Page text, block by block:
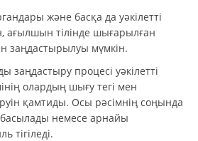
және басқа да уәкілетті
ағылшын тілінде шығарылған
заңдастырылуы мүмкін.
заңдастыру процесі уәкілетті
олардың шығу тегі мен
қамтиды. Осы рәсімнің соңында
немесе арнайы
тігіледі.